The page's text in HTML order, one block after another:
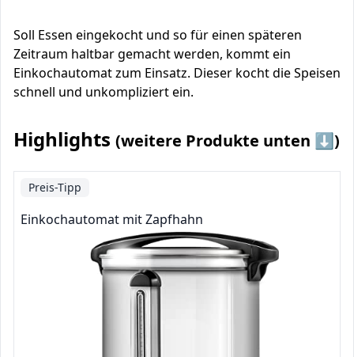
Soll Essen eingekocht und so für einen späteren
Zeitraum haltbar gemacht werden, kommt ein
Einkochautomat zum Einsatz. Dieser kocht die Speisen
schnell und unkompliziert ein.
Highlights (weitere Produkte unten ⬇️)
Preis-Tipp
Einkochautomat mit Zapfhahn